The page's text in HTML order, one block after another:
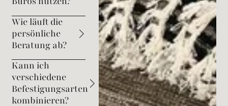
Wie läuft die
persönliche
Beratung ab?
Kann ich
verschiedene
Befestigungsarten
kombinieren?